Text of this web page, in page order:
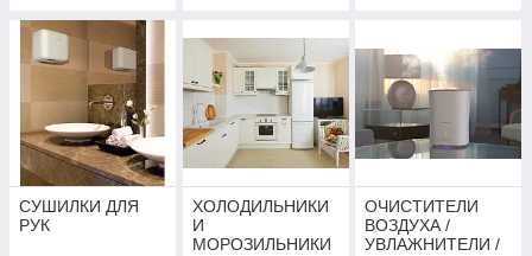
СУШИЛКИ ДЛЯ
РУК
ХОЛОДИЛЬНИКИ
И
МОРОЗИЛЬНИКИ
ОЧИСТИТЕЛИ
ВОЗДУХА /
УВЛАЖНИТЕЛИ /